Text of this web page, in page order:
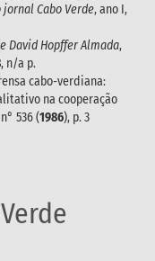
jornal Cabo Verde, ano I,
David Hopffer Almada,
, n/a p.
cabo-verdiana:
na cooperação
536 (1986), p. 3